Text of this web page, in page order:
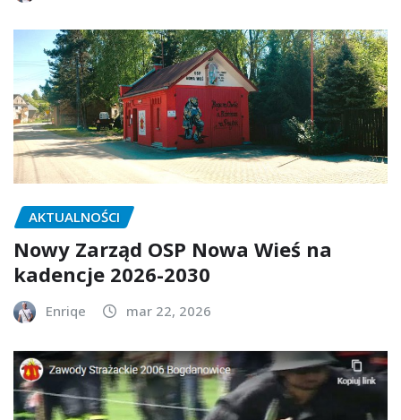
AKTUALNOŚCI
Nowy Zarząd OSP Nowa Wieś na
kadencje 2026-2030
Enriqe mar 22, 2026